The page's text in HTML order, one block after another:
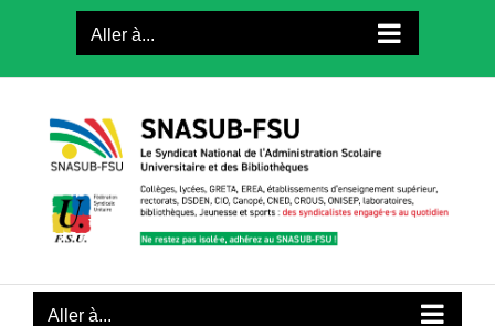
Aller à...
Aller à...